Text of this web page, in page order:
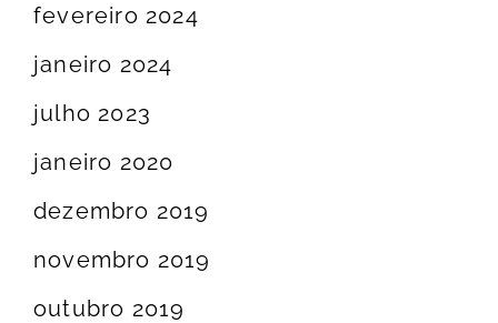
fevereiro 2024
janeiro 2024
julho 2023
janeiro 2020
dezembro 2019
novembro 2019
outubro 2019